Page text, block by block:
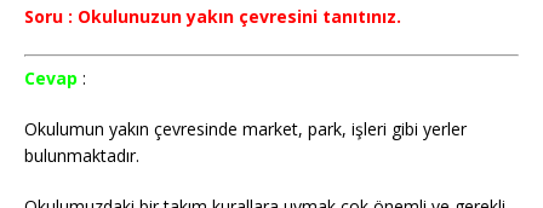
Soru : Okulunuzun yakın çevresini tanıtınız.
Cevap :
Okulumun yakın çevresinde market, park, işleri gibi yerler
bulunmaktadır.